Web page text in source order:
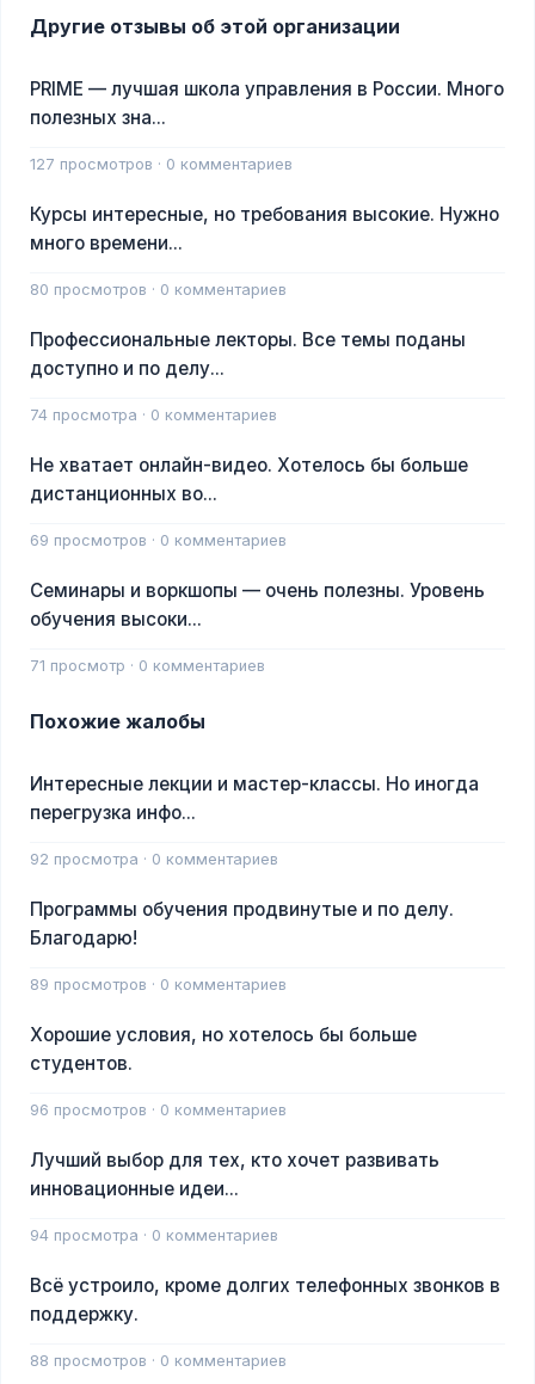
Другие отзывы об этой организации
PRIME — лучшая школа управления в России. Много
полезных зна...
127 просмотров · 0 комментариев
Курсы интересные, но требования высокие. Нужно
много времени...
80 просмотров · 0 комментариев
Профессиональные лекторы. Все темы поданы
доступно и по делу...
74 просмотра · 0 комментариев
Не хватает онлайн-видео. Хотелось бы больше
дистанционных во...
69 просмотров · 0 комментариев
Семинары и воркшопы — очень полезны. Уровень
обучения высоки...
71 просмотр · 0 комментариев
Похожие жалобы
Интересные лекции и мастер-классы. Но иногда
перегрузка инфо...
92 просмотра · 0 комментариев
Программы обучения продвинутые и по делу.
Благодарю!
89 просмотров · 0 комментариев
Хорошие условия, но хотелось бы больше
студентов.
96 просмотров · 0 комментариев
Лучший выбор для тех, кто хочет развивать
инновационные идеи...
94 просмотра · 0 комментариев
Всё устроило, кроме долгих телефонных звонков в
поддержку.
88 просмотров · 0 комментариев